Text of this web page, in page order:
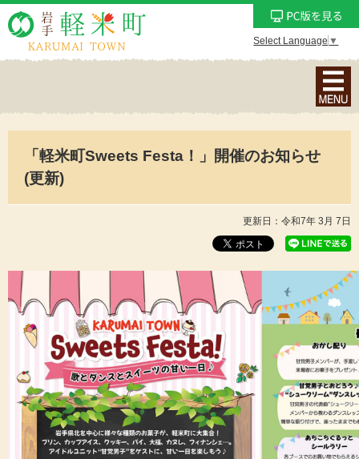
Select Language ▼
ナ
ビ
シ
メ
ニ
ュ
を
表
「軽米町Sweets Festa！」開催のお知らせ
(更新)
更新日：令和7年 3月 7日